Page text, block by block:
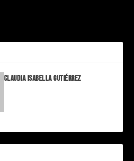
Claudia Isabella Gutiérrez